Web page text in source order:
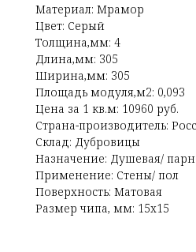
Материал: Мрамор
Цвет: Серый
Толщина,мм: 4
Длина,мм: 305
Ширина,мм: 305
Площадь модуля,м2: 0,093
Цена за 1 кв.м: 10960 руб.
Страна-производитель:
Склад: Дубровицы
Назначение: Душевая/
Применение: Стены/ пол
Поверхность: Матовая
Размер чипа, мм: 15х15